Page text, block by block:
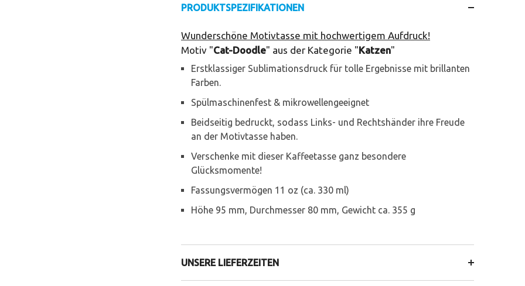
PRODUKTSPEZIFIKATIONEN
Wunderschöne Motivtasse mit hochwertigem Aufdruck!
Motiv "Cat-Doodle" aus der Kategorie "Katzen"
Erstklassiger Sublimationsdruck für tolle Ergebnisse mit brillanten
Farben.
Spülmaschinenfest & mikrowellengeeignet
Beidseitig bedruckt, sodass Links- und Rechtshänder ihre Freude
an der Motivtasse haben.
Verschenke mit dieser Kaffeetasse ganz besondere
Glücksmomente!
Fassungsvermögen 11 oz (ca. 330 ml)
Höhe 95 mm, Durchmesser 80 mm, Gewicht ca. 355 g
UNSERE LIEFERZEITEN